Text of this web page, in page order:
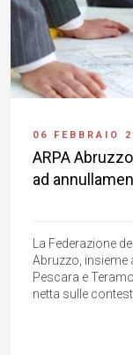
06 FEBBRAIO
ARPA
ad
La Federazione
Abruzzo, insieme
Pescara e
netta sulle